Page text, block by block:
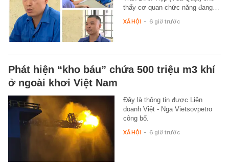
thấy cơ quan chức năng đang…
XÃ HỘI - 6 giờ trước
Phát hiện “kho báu” chứa 500 triệu m3 khí
ở ngoài khơi Việt Nam
Đây là thông tin được Liên
doanh Việt - Nga Vietsovpetro
công bố.
XÃ HỘI - 6 giờ trước